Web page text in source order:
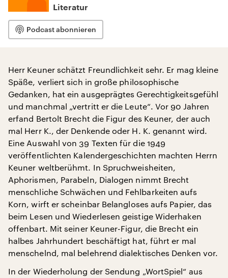
Literatur
Podcast abonnieren
Herr Keuner schätzt Freundlichkeit sehr. Er mag kleine
Späße, verliert sich in große philosophische
Gedanken, hat ein ausgeprägtes Gerechtigkeitsgefühl
und manchmal „vertritt er die Leute“. Vor 90 Jahren
erfand Bertolt Brecht die Figur des Keuner, der auch
mal Herr K., der Denkende oder H. K. genannt wird.
Eine Auswahl von 39 Texten für die 1949
veröffentlichten Kalendergeschichten machten Herrn
Keuner weltberühmt. In Spruchweisheiten,
Aphorismen, Parabeln, Dialogen nimmt Brecht
menschliche Schwächen und Fehlbarkeiten aufs
Korn, wirft er scheinbar Belangloses aufs Papier, das
beim Lesen und Wiederlesen geistige Widerhaken
offenbart. Mit seiner Keuner-Figur, die Brecht ein
halbes Jahrhundert beschäftigt hat, führt er mal
menschelnd, mal belehrend dialektisches Denken vor.
In der Wiederholung der Sendung „WortSpiel“ aus